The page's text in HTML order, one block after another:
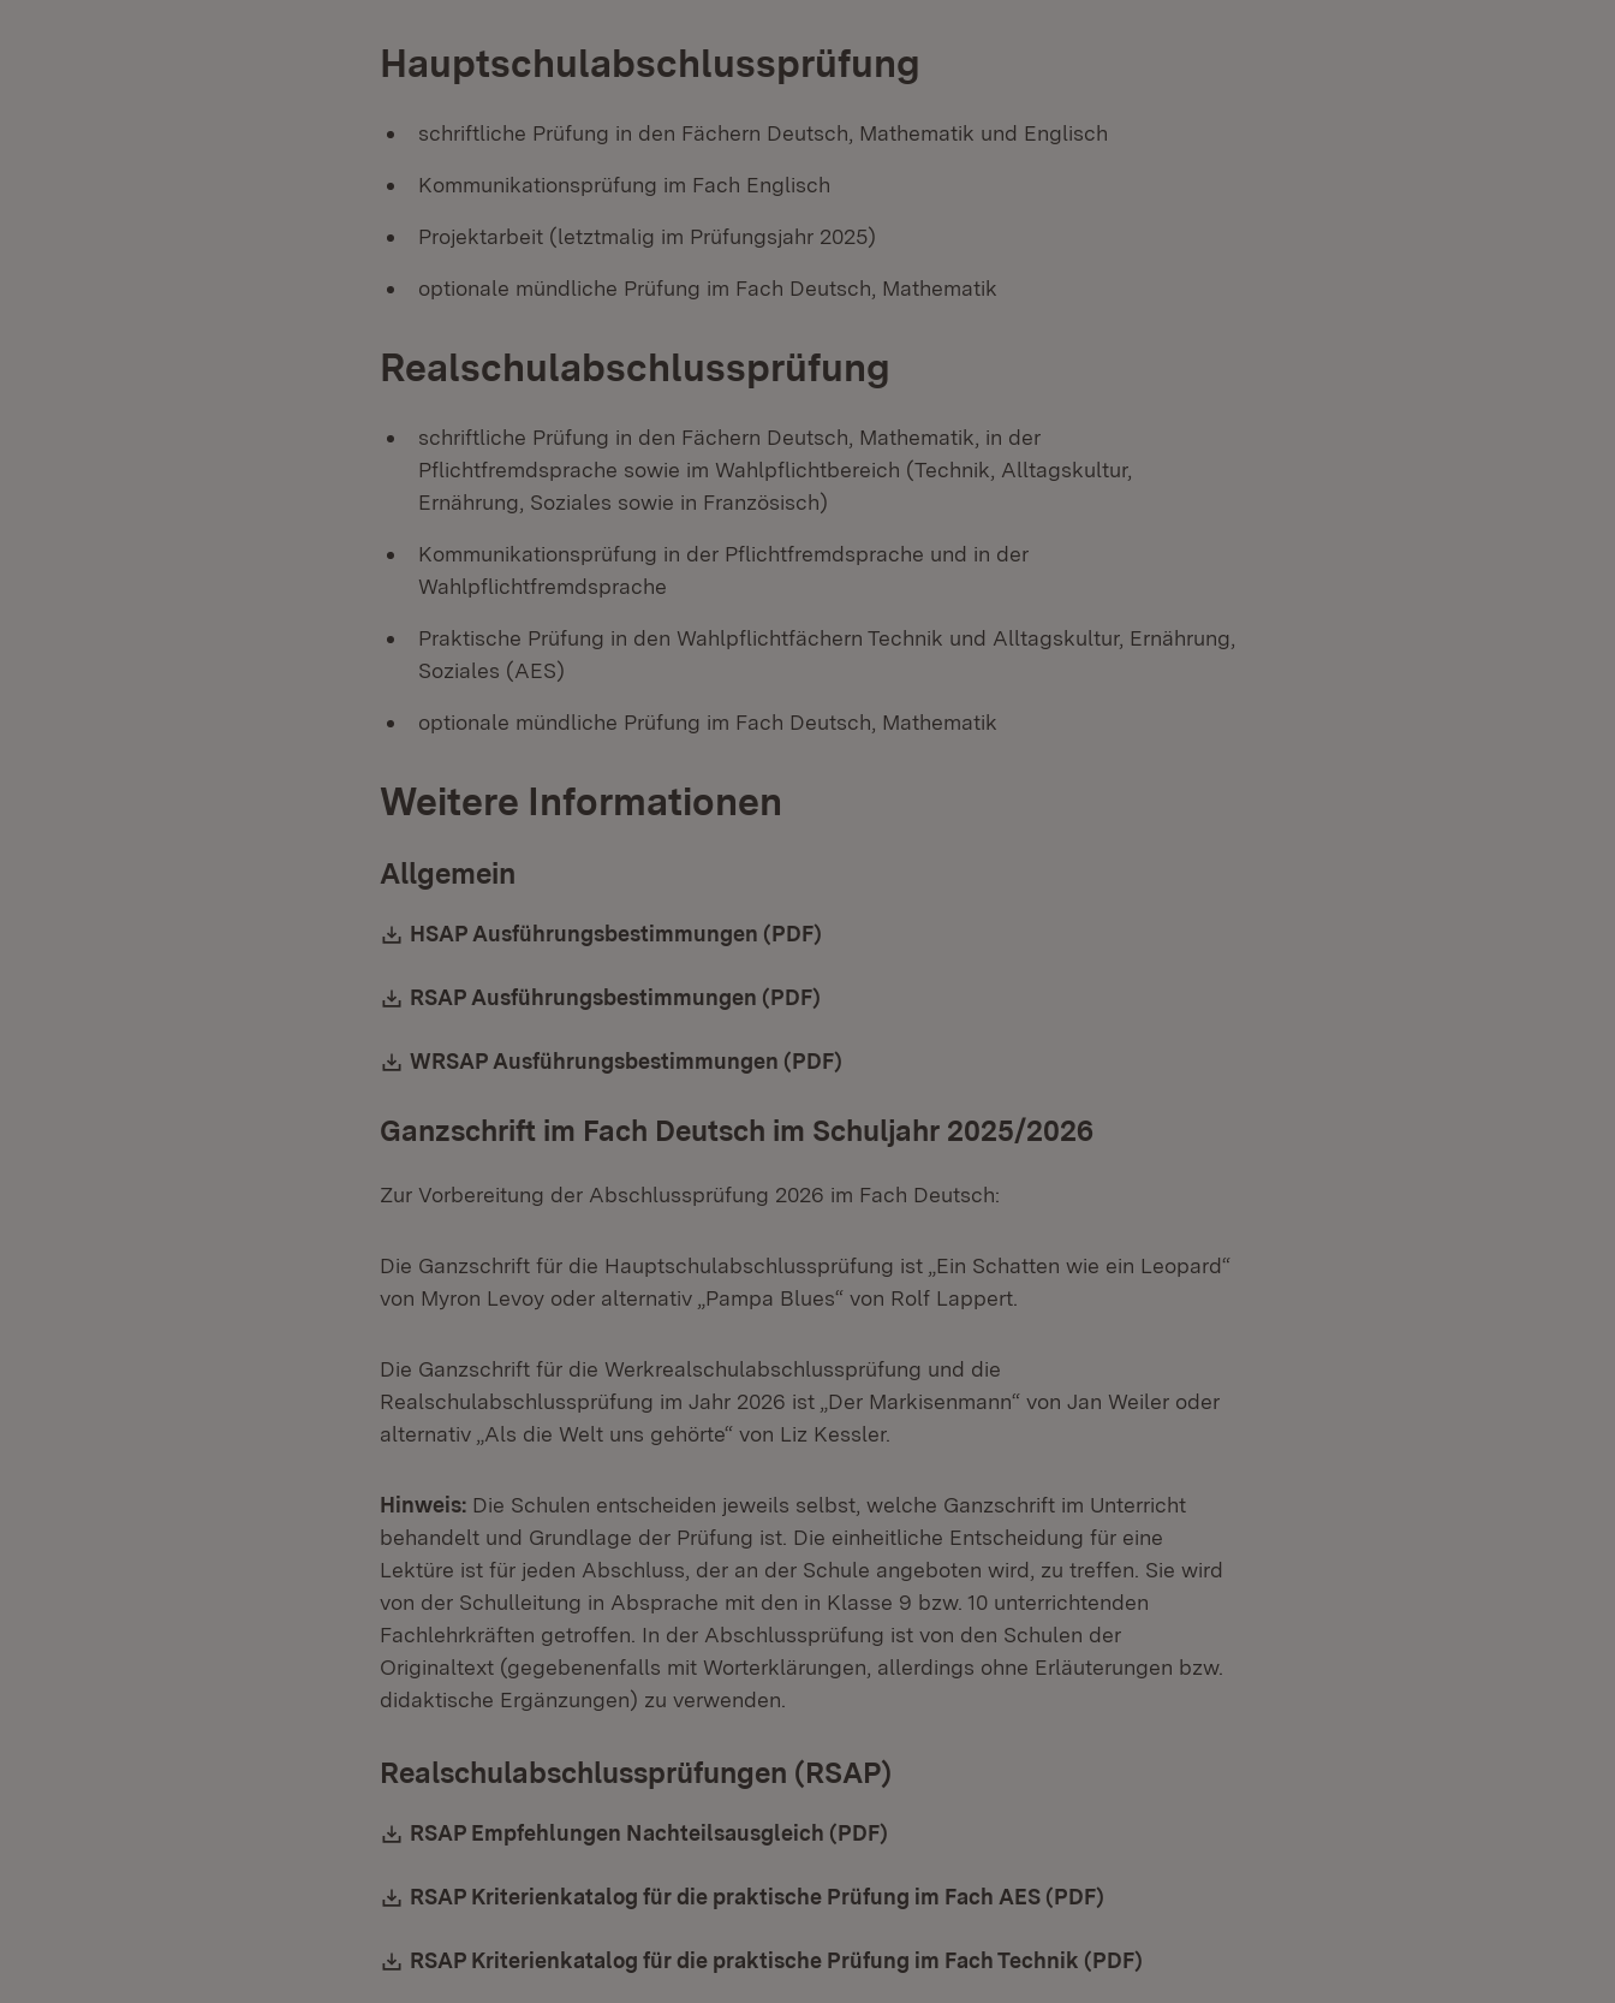
Hauptschulabschlussprüfung
schriftliche Prüfung in den Fächern Deutsch, Mathematik und Englisch
Kommunikationsprüfung im Fach Englisch
Projektarbeit (letztmalig im Prüfungsjahr 2025)
optionale mündliche Prüfung im Fach Deutsch, Mathematik
Realschulabschlussprüfung
schriftliche Prüfung in den Fächern Deutsch, Mathematik, in der
Pflichtfremdsprache sowie im Wahlpflichtbereich (Technik, Alltagskultur,
Ernährung, Soziales sowie in Französisch)
Kommunikationsprüfung in der Pflichtfremdsprache und in der
Wahlpflichtfremdsprache
Praktische Prüfung in den Wahlpflichtfächern Technik und Alltagskultur, Ernährung,
Soziales (AES)
optionale mündliche Prüfung im Fach Deutsch, Mathematik
Weitere Informationen
Allgemein
Download:
HSAP Ausführungsbestimmungen (PDF)
Download:
RSAP Ausführungsbestimmungen (PDF)
Download:
WRSAP Ausführungsbestimmungen (PDF)
Ganzschrift im Fach Deutsch im Schuljahr 2025/2026
Zur Vorbereitung der Abschlussprüfung 2026 im Fach Deutsch:
Die Ganzschrift für die Hauptschulabschlussprüfung ist „Ein Schatten wie ein Leopard“
von Myron Levoy oder alternativ „Pampa Blues“ von Rolf Lappert.
Die Ganzschrift für die Werkrealschulabschlussprüfung und die
Realschulabschlussprüfung im Jahr 2026 ist „Der Markisenmann“ von Jan Weiler oder
alternativ „Als die Welt uns gehörte“ von Liz Kessler.
Hinweis: Die Schulen entscheiden jeweils selbst, welche Ganzschrift im Unterricht
behandelt und Grundlage der Prüfung ist. Die einheitliche Entscheidung für eine
Lektüre ist für jeden Abschluss, der an der Schule angeboten wird, zu treffen. Sie wird
von der Schulleitung in Absprache mit den in Klasse 9 bzw. 10 unterrichtenden
Fachlehrkräften getroffen. In der Abschlussprüfung ist von den Schulen der
Originaltext (gegebenenfalls mit Worterklärungen, allerdings ohne Erläuterungen bzw.
didaktische Ergänzungen) zu verwenden.
Realschulabschlussprüfungen (RSAP)
Download:
RSAP Empfehlungen Nachteilsausgleich (PDF)
Download:
RSAP Kriterienkatalog für die praktische Prüfung im Fach AES (PDF)
Download:
RSAP Kriterienkatalog für die praktische Prüfung im Fach Technik (PDF)